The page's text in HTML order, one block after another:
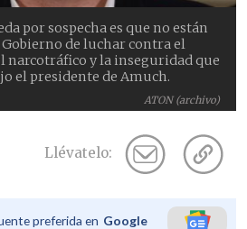
ATON (archivo)
por sospecha es que no están
de luchar contra el
narcotráfico y la inseguridad que
el presidente de Amuch.
Llévatelo:
preferida en Google